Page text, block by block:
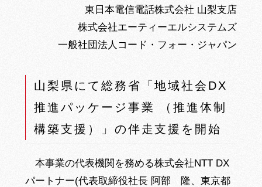
東日本電信電話株式会社 山梨支店
株式会社エーティーエルシステムズ
一般社団法人コード・フォー・ジャパン
山梨県にて総務省「地域社会DX
推進パッケージ事業 （推進体制
構築支援）」の伴走支援を開始
本事業の代表機関を務める株式会社NTT DX
パートナー(代表取締役社長 阿部 隆、東京都